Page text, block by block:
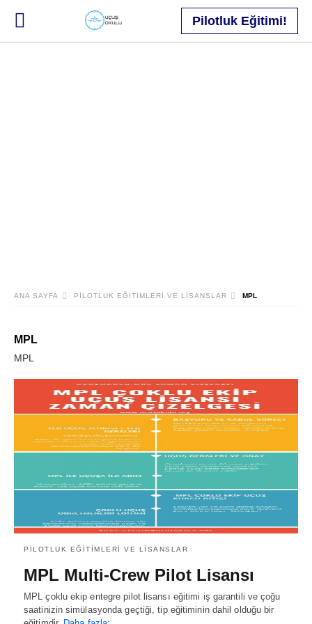
Pilotluk Eğitimi!
ANA SAYFA PILOTLUK EĞITIMLERI VE LISANSLAR MPL
MPL
MPL
PILOTLUK EĞITIMLERI VE LISANSLAR
MPL Multi-Crew Pilot Lisansı
MPL çoklu ekip entegre pilot lisansı eğitimi iş garantili ve çoğu
saatinizin simülasyonda geçtiği, tip eğitiminin dahil olduğu bir